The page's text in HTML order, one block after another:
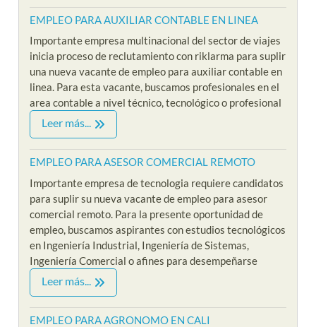
EMPLEO PARA AUXILIAR CONTABLE EN LINEA
Importante empresa multinacional del sector de viajes
inicia proceso de reclutamiento con riklarma para suplir
una nueva vacante de empleo para auxiliar contable en
linea. Para esta vacante, buscamos profesionales en el
area contable a nivel técnico, tecnológico o profesional
Leer más...
EMPLEO PARA ASESOR COMERCIAL REMOTO
Importante empresa de tecnologia requiere candidatos
para suplir su nueva vacante de empleo para asesor
comercial remoto. Para la presente oportunidad de
empleo, buscamos aspirantes con estudios tecnológicos
en Ingeniería Industrial, Ingeniería de Sistemas,
Ingeniería Comercial o afines para desempeñarse
Leer más...
EMPLEO PARA AGRONOMO EN CALI